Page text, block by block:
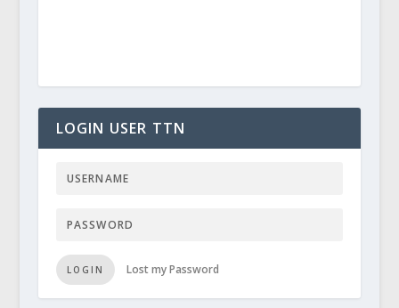
LOGIN USER TTN
LOGIN Lost my Password